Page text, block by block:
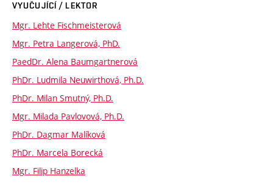
VYUČUJÍCÍ / LEKTOR
Mgr. Lehte Fischmeisterová
Mgr. Petra Langerová, PhD.
PaedDr. Alena Baumgartnerová
PhDr. Ludmila Neuwirthová, Ph.D.
PhDr. Milan Smutný, Ph.D.
Mgr. Milada Pavlovová, Ph.D.
PhDr. Dagmar Malíková
PhDr. Marcela Borecká
Mgr. Filip Hanzelka